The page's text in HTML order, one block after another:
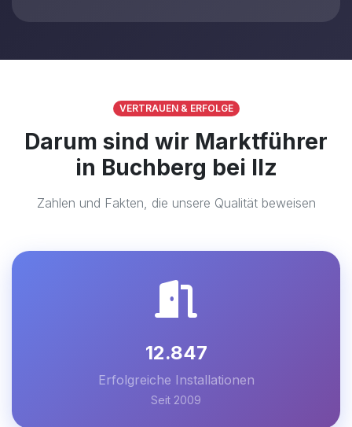
VERTRAUEN & ERFOLGE
Darum sind wir Marktführer
in Buchberg bei Ilz
Zahlen und Fakten, die unsere Qualität beweisen
12.847
Erfolgreiche Installationen
Seit 2009